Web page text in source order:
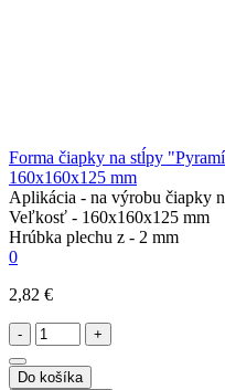
Forma čiapky na stĺpy
160x160x125 mm
Aplikácia - na výrobu čiapky
Veľkosť - 160x160x125 mm
Hrúbka plechu z - 2 mm
0
2,82 €
- +
Do košíka